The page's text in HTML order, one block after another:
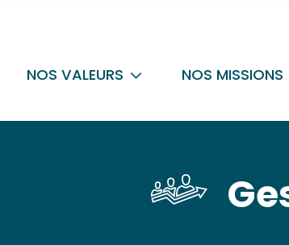
NOS VALEURS NOS MISSIONS